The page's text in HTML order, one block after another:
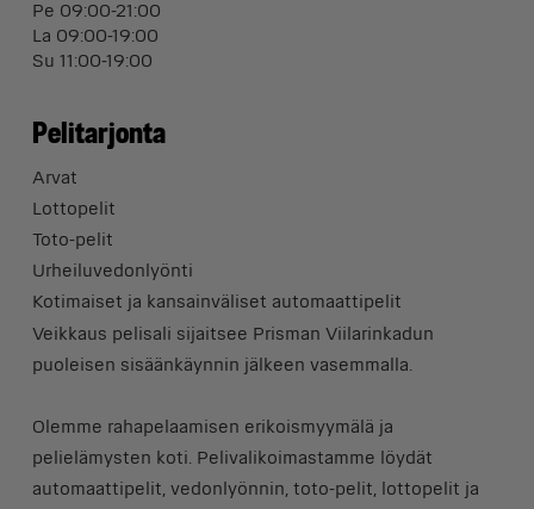
Pe 09:00-21:00
La 09:00-19:00
Su 11:00-19:00
Pelitarjonta
Arvat
Lottopelit
Toto-pelit
Urheiluvedonlyönti
Kotimaiset ja kansainväliset automaattipelit
Veikkaus pelisali sijaitsee Prisman Viilarinkadun
puoleisen sisäänkäynnin jälkeen vasemmalla.
Olemme rahapelaamisen erikoismyymälä ja
pelielämysten koti. Pelivalikoimastamme löydät
automaattipelit, vedonlyönnin, toto-pelit, lottopelit ja